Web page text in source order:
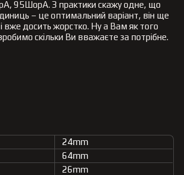
95ШорА. З практики скажу одне, що
– це оптимальний варіант, він ще
вже досить жорстко. Ну а Вам як того
скільки Ви вважаєте за потрібне.
24mm
64mm
26mm